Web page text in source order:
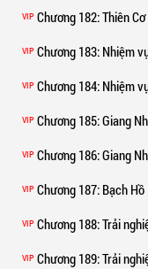
VIP Chương 182: Thiên
VIP Chương 183: Nhiệm
VIP Chương 184: Nhiệm
VIP Chương 185: Giang
VIP Chương 186: Giang
VIP Chương 187: Bạch Hồ
VIP Chương 188: Trải
VIP Chương 189: Trải